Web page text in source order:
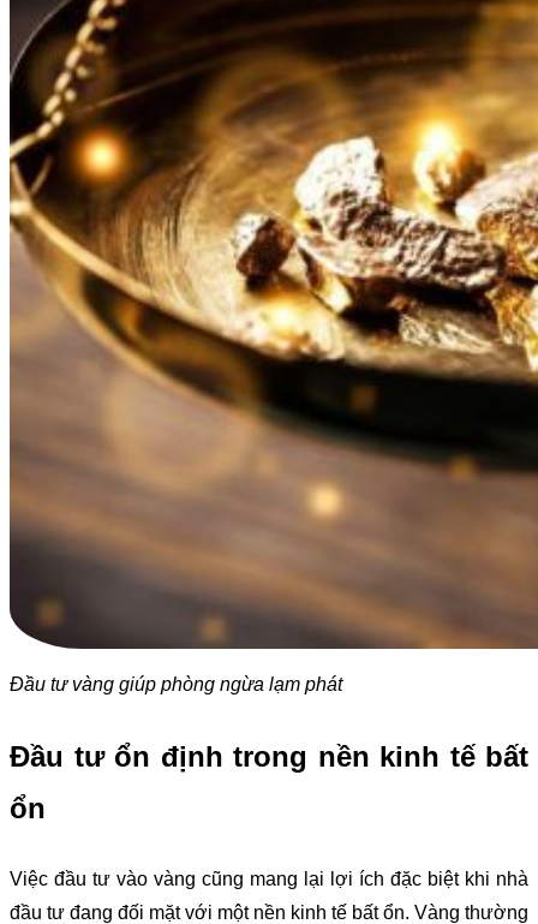
Đầu tư vàng giúp phòng ngừa lạm phát
Đầu tư ổn định trong nền kinh tế bất
ổn
Việc đầu tư vào vàng cũng mang lại lợi ích đặc biệt khi nhà
đầu tư đang đối mặt với một nền kinh tế bất ổn. Vàng thường